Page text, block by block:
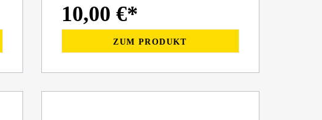
10,00 €*
ZUM PRODUKT